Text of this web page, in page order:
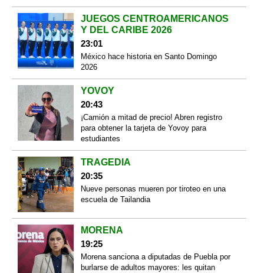
JUEGOS CENTROAMERICANOS
Y DEL CARIBE 2026
23:01
México hace historia en Santo Domingo
2026
YOVOY
20:43
¡Camión a mitad de precio! Abren registro
para obtener la tarjeta de Yovoy para
estudiantes
TRAGEDIA
20:35
Nueve personas mueren por tiroteo en una
escuela de Tailandia
MORENA
19:25
Morena sanciona a diputadas de Puebla por
burlarse de adultos mayores: les quitan